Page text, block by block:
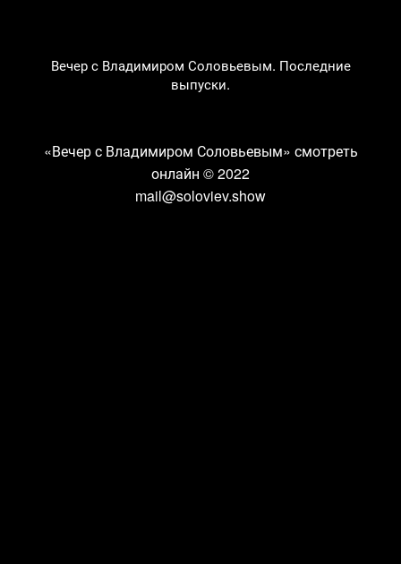
Вечер с Владимиром Соловьевым. Последние
выпуски.
«Вечер с Владимиром Соловьевым» смотреть
онлайн © 2022
mail@soloviev.show